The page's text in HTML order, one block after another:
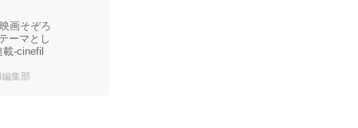
画そぞろ
ーマとし
-cinefil
集部